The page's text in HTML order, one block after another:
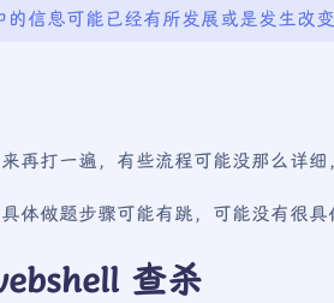
信息可能已经有所发展或是发生改变
再打一遍，有些流程可能没那么详细
体做题步骤可能有跳，可能没有很
查杀